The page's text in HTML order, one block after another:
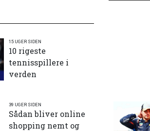
15 UGER SIDEN
10 rigeste
tennisspillere i
verden
39 UGER SIDEN
Sådan bliver online
shopping nemt og